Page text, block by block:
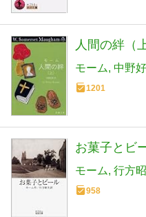
人間の絆（
モーム 中野
1201
お菓子とビ
モーム 行方
958